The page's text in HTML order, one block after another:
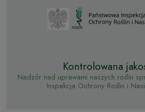
Kontrolowana
Nadzór nad uprawami naszych roślin
Inspekcja Ochrony Roślin i